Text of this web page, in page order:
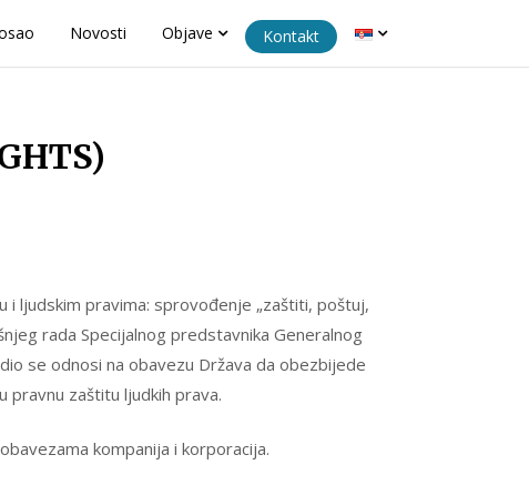
Novosti Objave Kontakt
i ljudskim pravima: sprovođenje „zaštiti, poštuj,
rada Specijalnog predstavnika Generalnog
se odnosi na obavezu Država da obezbijede
pravnu zaštitu ljudkih prava.
kompanija i korporacija.